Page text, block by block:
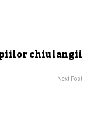
chiulangii
Next Post